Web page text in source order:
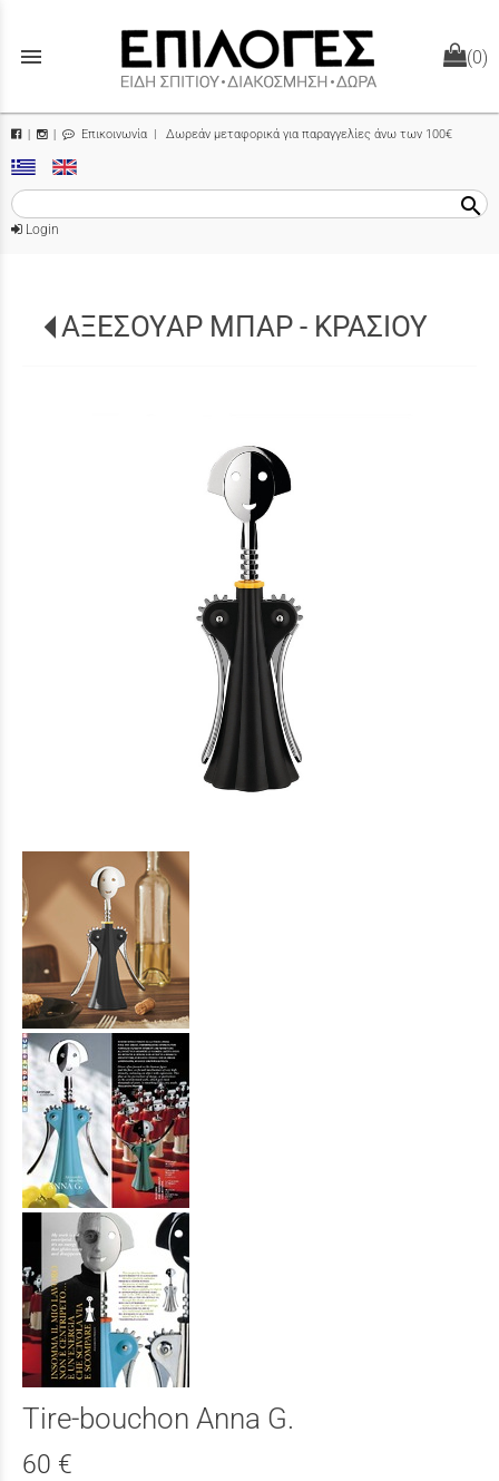
menu (0)
| Επικοινωνία | Δωρεάν μεταφορικά για παραγγελίες άνω των 100€
search
Login
ΑΞΕΣΟΥΑΡ ΜΠΑΡ - ΚΡΑΣΙΟΥ
Tire-bouchon Anna G.
60 €